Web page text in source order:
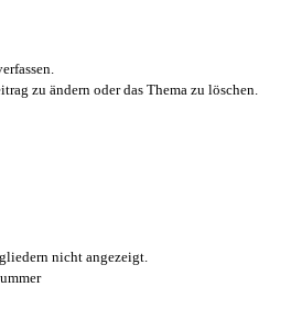
zu ändern oder das Thema zu löschen.
nicht angezeigt.